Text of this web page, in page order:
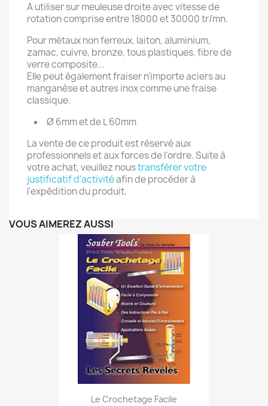
A utiliser sur meuleuse droite avec vitesse de
rotation comprise entre 18000 et 30000 tr/mn.
Pour métaux non ferreux, laiton, aluminium,
zamac, cuivre, bronze, tous plastiques, fibre de
verre composite...
Elle peut également fraiser n'importe aciers au
manganèse et autres inox comme une fraise
classique.
Ø 6mm et de L 60mm
La vente de ce produit est réservé aux
professionnels et aux forces de l'ordre. Suite à
votre achat, veuillez noustransférer votre
justificatif d'activitéafin de procéder à
l'expédition du produit.
VOUS AIMEREZ AUSSI
Le Crochetage Facile